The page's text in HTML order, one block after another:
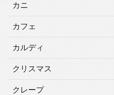
カニ
カフェ
カルディ
クリスマス
クレープ